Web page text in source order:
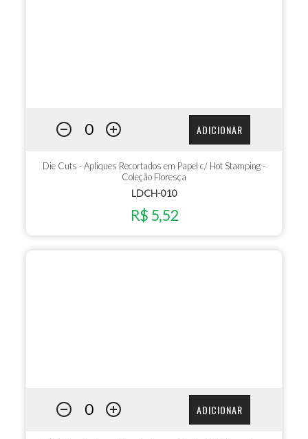
ADICIONAR
Die Cuts - Apliques Recortados em Papel c/ Hot Stamping -
Coleção Floresça
LDCH-010
R$ 5,52
ADICIONAR